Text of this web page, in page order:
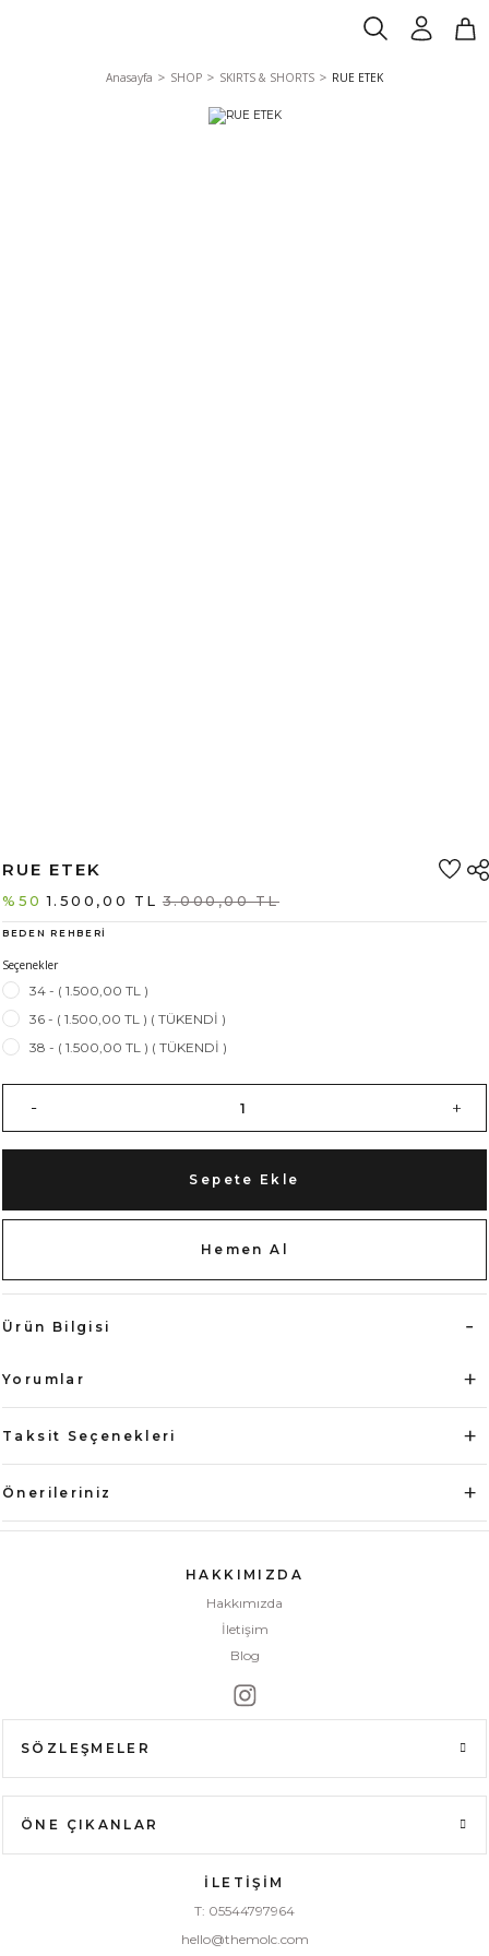
Anasayfa SHOP SKIRTS & SHORTS RUE ETEK
RUE ETEK
%50 1.500,00 TL 3.000,00 TL
BEDEN REHBERİ
Seçenekler
34 - ( 1.500,00 TL )
36 - ( 1.500,00 TL ) ( TÜKENDİ )
38 - ( 1.500,00 TL ) ( TÜKENDİ )
Sepete Ekle
Hemen Al
Ürün Bilgisi
Yorumlar
Taksit Seçenekleri
Önerileriniz
HAKKIMIZDA
Hakkımızda
İletişim
Blog
SÖZLEŞMELER
ÖNE ÇIKANLAR
İLETİŞİM
T: 05544797964
hello@themolc.com